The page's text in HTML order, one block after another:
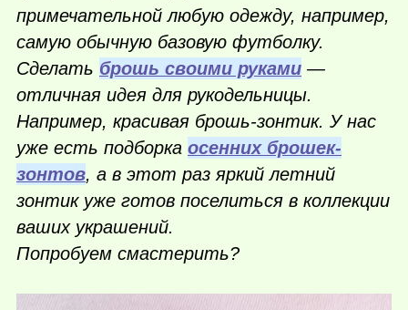
примечательной любую одежду, например,
самую обычную базовую футболку.
Сделать брошь своими руками —
отличная идея для рукодельницы.
Например, красивая брошь-зонтик. У нас
уже есть подборка осенних брошек-
зонтов, а в этот раз яркий летний
зонтик уже готов поселиться в коллекции
ваших украшений.
Попробуем смастерить?